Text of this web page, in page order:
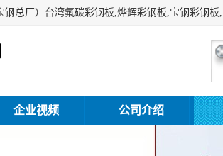
企业视频 公司介绍